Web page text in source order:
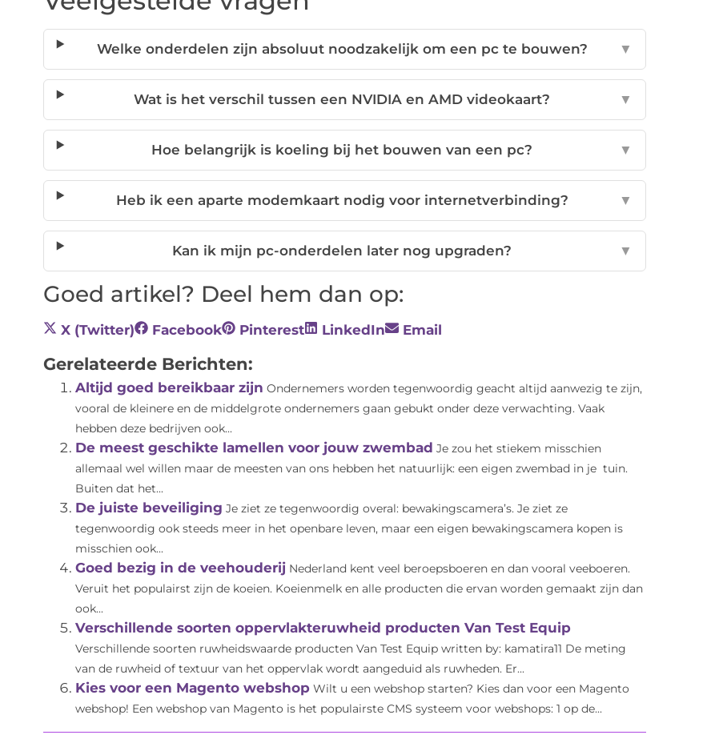
Welke onderdelen zijn absoluut noodzakelijk om een pc te bouwen? ▼
Wat is het verschil tussen een NVIDIA en AMD videokaart? ▼
Hoe belangrijk is koeling bij het bouwen van een pc? ▼
Heb ik een aparte modemkaart nodig voor internetverbinding? ▼
Kan ik mijn pc-onderdelen later nog upgraden? ▼
Goed artikel? Deel hem dan op:
X (Twitter) Facebook Pinterest LinkedIn Email
Gerelateerde Berichten:
Altijd goed bereikbaar zijn Ondernemers worden tegenwoordig geacht altijd aanwezig te zijn,
vooral de kleinere en de middelgrote ondernemers gaan gebukt onder deze verwachting. Vaak
hebben deze bedrijven ook...
De meest geschikte lamellen voor jouw zwembad Je zou het stiekem misschien
allemaal wel willen maar de meesten van ons hebben het natuurlijk: een eigen zwembad in je tuin.
Buiten dat het...
De juiste beveiliging Je ziet ze tegenwoordig overal: bewakingscamera’s. Je ziet ze
tegenwoordig ook steeds meer in het openbare leven, maar een eigen bewakingscamera kopen is
misschien ook...
Goed bezig in de veehouderij Nederland kent veel beroepsboeren en dan vooral veeboeren.
Veruit het populairst zijn de koeien. Koeienmelk en alle producten die ervan worden gemaakt zijn dan
ook...
Verschillende soorten oppervlakteruwheid producten Van Test Equip
Verschillende soorten ruwheidswaarde producten Van Test Equip written by: kamatira11 De meting
van de ruwheid of textuur van het oppervlak wordt aangeduid als ruwheden. Er...
Kies voor een Magento webshop Wilt u een webshop starten? Kies dan voor een Magento
webshop! Een webshop van Magento is het populairste CMS systeem voor webshops: 1 op de...